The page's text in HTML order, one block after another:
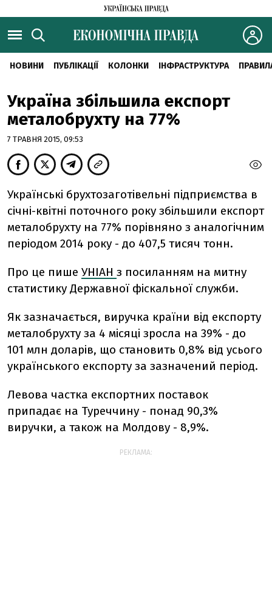
НОВИНИ ПУБЛІКАЦІЇ КОЛОНКИ ІНФРАСТРУКТУРА
Україна збільшила експорт
металобрухту на 77%
7 ТРАВНЯ 2015, 09:53
Українські брухтозаготівельні підприємства в
січні-квітні поточного року збільшили експорт
металобрухту на 77% порівняно з аналогічним
періодом 2014 року - до 407,5 тисяч тонн.
Про це пише УНІАН з посиланням на митну
статистику Державної фіскальної служби.
Як зазначається, виручка країни від експорту
металобрухту за 4 місяці зросла на 39% - до
101 млн доларів, що становить 0,8% від усього
українського експорту за зазначений період.
Левова частка експортних поставок
припадає на Туреччину - понад 90,3%
виручки, а також на Молдову - 8,9%.
РЕКЛАМА: